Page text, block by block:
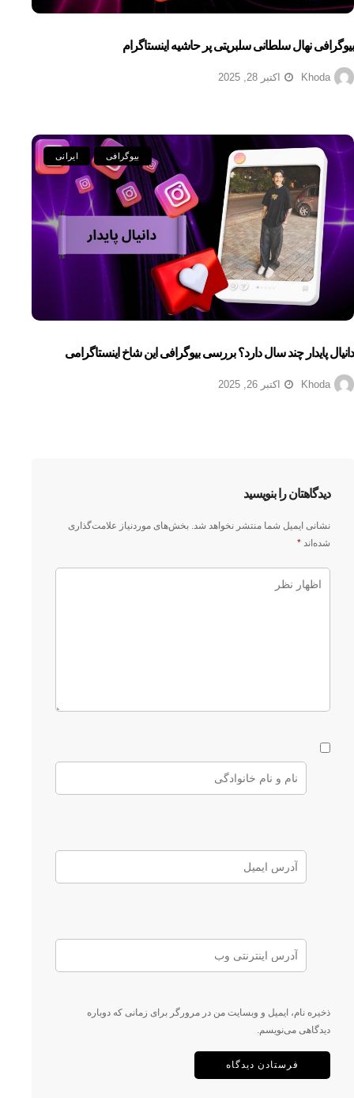
بیوگرافی نهال سلطانی سلبریتی پر حاشیه اینستاگرام
Khoda اکتبر 28, 2025
ایرانی بیوگرافی
دانیال پایدار چند سال دارد؟ بررسی بیوگرافی این شاخ اینستاگرامی
Khoda اکتبر 26, 2025
دیدگاهتان را بنویسید
نشانی ایمیل شما منتشر نخواهد شد. بخش‌های موردنیاز علامت‌گذاری
شده‌اند *
ذخیره نام، ایمیل و وبسایت من در مرورگر برای زمانی که دوباره
دیدگاهی می‌نویسم.